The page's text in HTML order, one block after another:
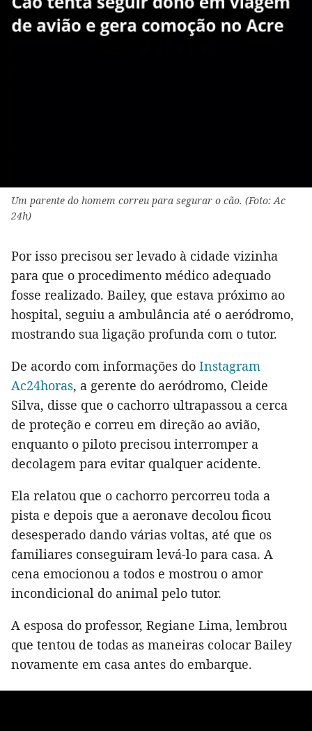
Um parente do homem correu para segurar o cão. (Foto: Ac
24h)
Por isso precisou ser levado à cidade vizinha
para que o procedimento médico adequado
fosse realizado. Bailey, que estava próximo ao
hospital, seguiu a ambulância até o aeródromo,
mostrando sua ligação profunda com o tutor.
De acordo com informações do Instagram
Ac24horas, a gerente do aeródromo, Cleide
Silva, disse que o cachorro ultrapassou a cerca
de proteção e correu em direção ao avião,
enquanto o piloto precisou interromper a
decolagem para evitar qualquer acidente.
Ela relatou que o cachorro percorreu toda a
pista e depois que a aeronave decolou ficou
desesperado dando várias voltas, até que os
familiares conseguiram levá-lo para casa. A
cena emocionou a todos e mostrou o amor
incondicional do animal pelo tutor.
A esposa do professor, Regiane Lima, lembrou
que tentou de todas as maneiras colocar Bailey
novamente em casa antes do embarque.